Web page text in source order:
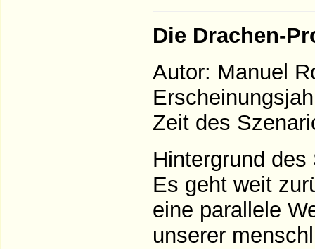
Die Drachen-
Autor: Manuel
Zeit des
Hintergrund des
Es geht weit
eine parallele
unserer